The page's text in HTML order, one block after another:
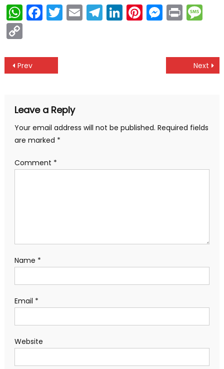
WhatsApp
Facebook
Twitter
EmailTelegram
LinkedIn
Pinterest
Print
Copy
Post
Prev Next
Leave a Reply
Your email address will not be published. Required fields
are marked *
Comment *
Name *
Email *
Website